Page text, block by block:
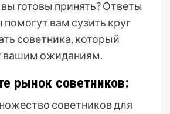
готовы принять? Ответы
помогут вам сузить круг
советника, который
вашим ожиданиям.
рынок советников:
советников для